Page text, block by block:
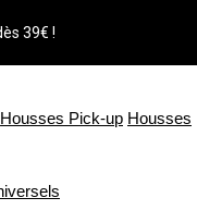
39€ !
Housses Pick-up Housses